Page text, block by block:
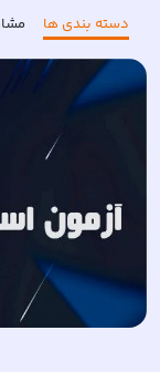
دسته بندی ها